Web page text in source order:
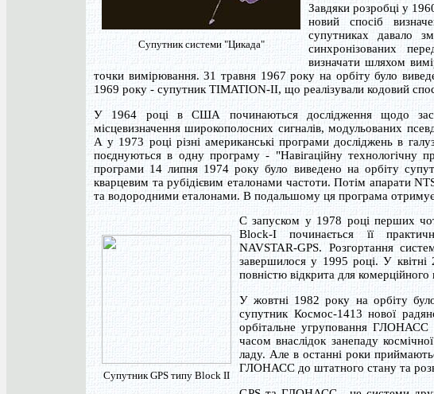
Супутник системи "Цикада"
Завдяки розробці у
новий спосіб
супутниках давало
синхронізованих
визначати шляхом
точки вимірювання. 31 травня 1967 року на орбіту було
1969 року - супутник TIMATION-II, що реалізували кодовий
У 1964 році в США починаються дослідження щодо
місцевизначення широкополосних сигналів, модульованих
А у 1973 році різні американські програми досліджень в
поєднуються в одну програму - "Навігаційну технологічну
програми 14 липня 1974 року було виведено на орбіту
кварцевим та рубідієвим еталонами частоти. Потім апарати
та водородними еталонами. В подальшому ця програма
Супутник GPS типу Block II
С запуском у 1978 році перших
Block-I починається її
NAVSTAR-GPS. Розгортання
завершилося у 1995 році. У квітні
повністю відкрита для комерційного
У жовтні 1982 року на орбіту було
супутник Космос-1413 нової
орбітальне угруповання
часом внаслідок занепаду
ладу. Але в останні роки
ГЛОНАСС до штатного стану та